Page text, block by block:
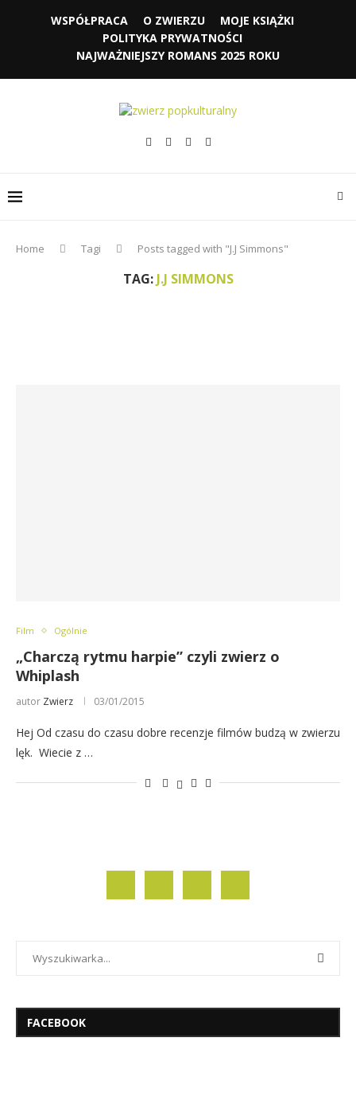
WSPÓŁPRACA O ZWIERZU
MOJE KSIĄŻKI
POLITYKA PRYWATNOŚCI
NAJWAŻNIEJSZY ROMANS 2025 ROKU
Home Tagi Posts tagged with "J.J Simmons"
TAG: J.J SIMMONS
Film Ogólnie
„Charczą rytmu harpie” czyli zwierz o
Whiplash
autor Zwierz 03/01/2015
Hej Od czasu do czasu dobre recenzje filmów budzą w zwierzu
lęk. Wiecie z …
FACEBOOK